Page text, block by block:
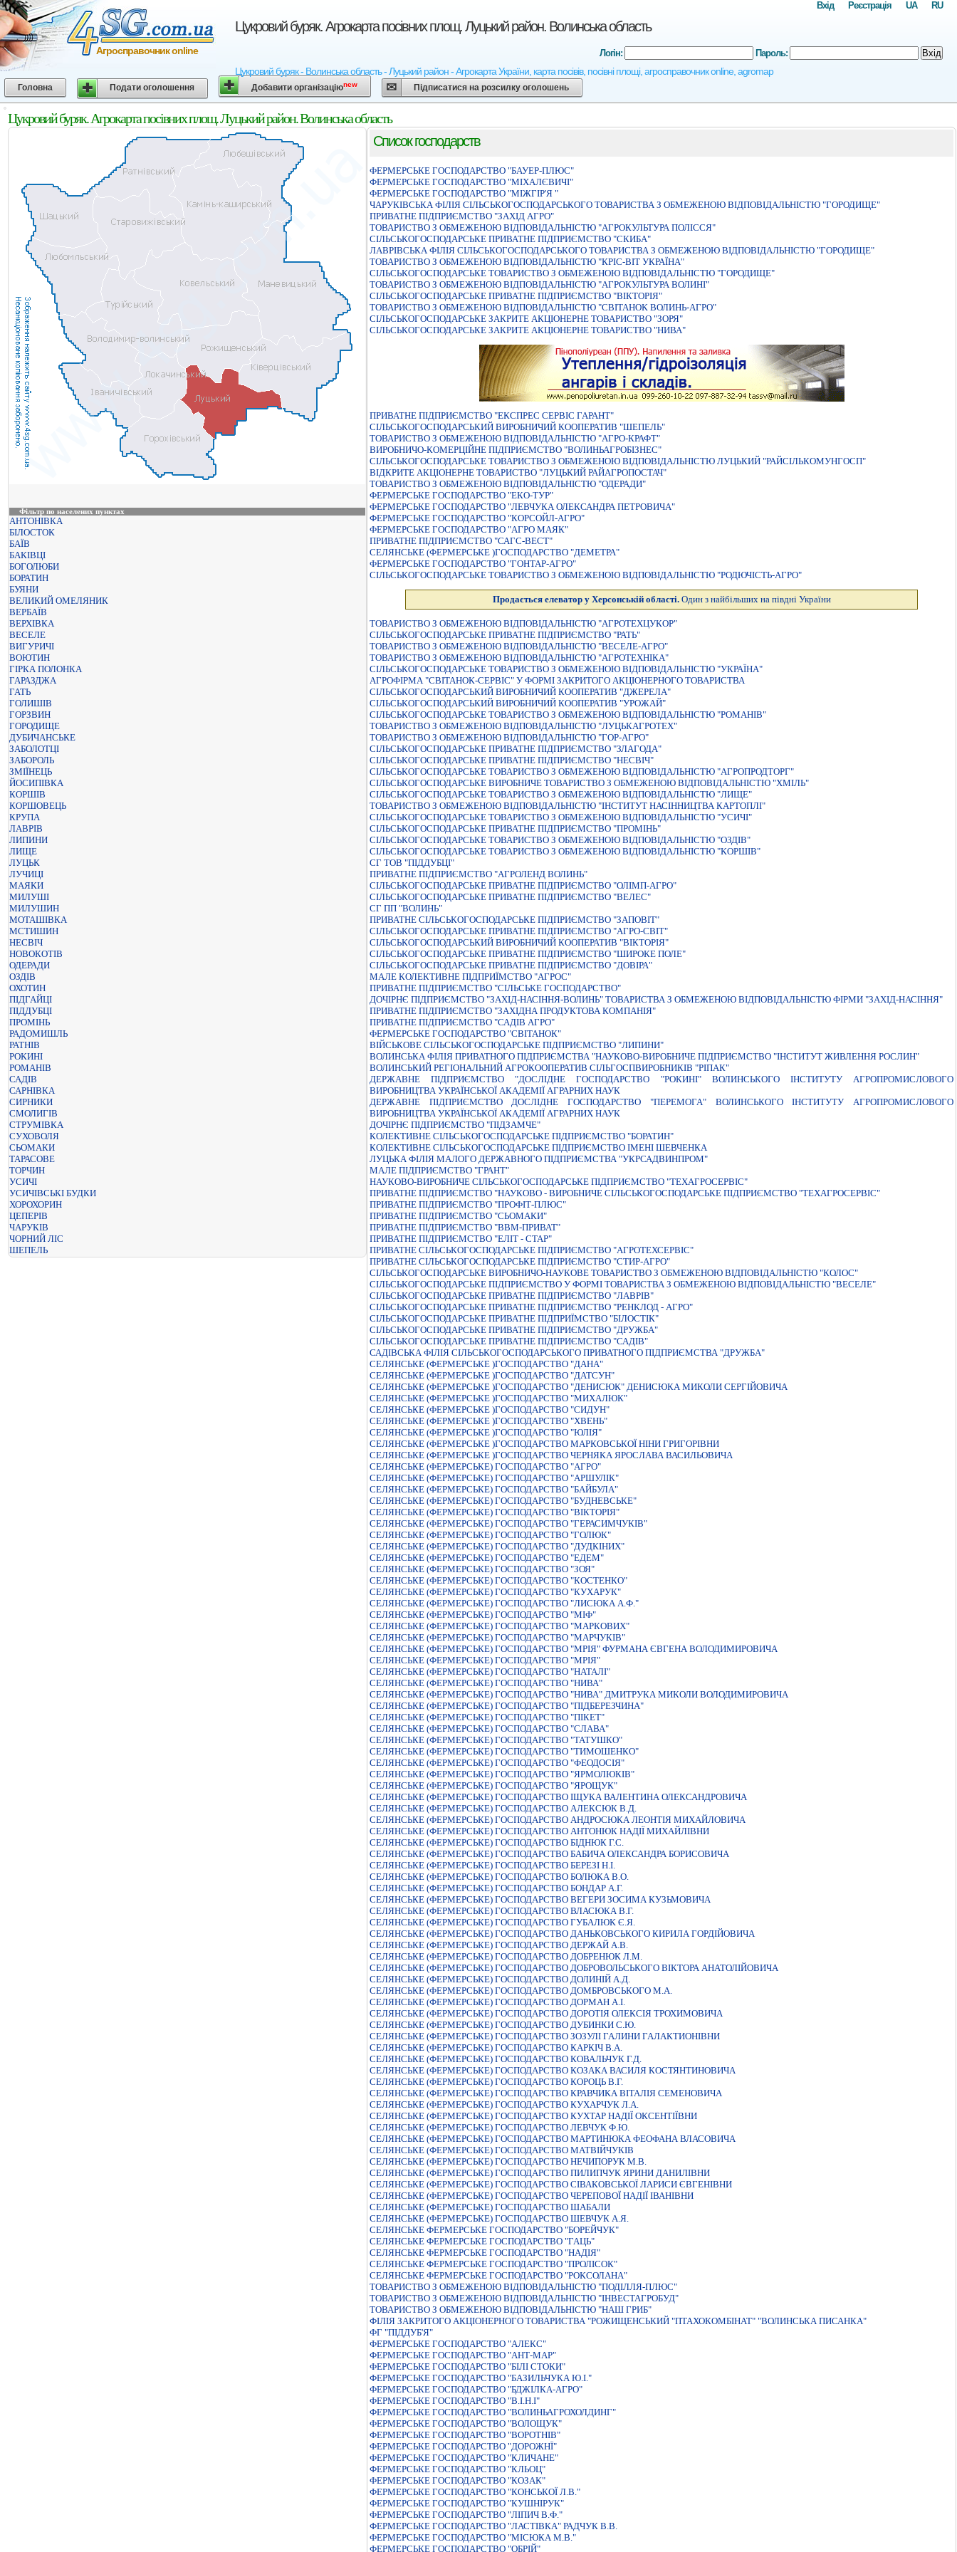
Цукровий буряк. Агрокарта посівних площ. Луцький район. Волинська область
Цукровий буряк - Волинська область - Луцький район - Агрокарта України, карта посівів, посівні площі, агросправочник online, agromap
Агросправочник online
RU
UA
Реєстрація
Вхід
Логін: Пароль: Вхід
Головна Подати оголошення Добавити організаціюnew Підписатися на розсилку оголошень
Цукровий буряк. Агрокарта посівних площ. Луцький район. Волинська область
Фільтр по населених пунктах
АНТОНІВКА
БІЛОСТОК
БАЇВ
БАКІВЦІ
БОГОЛЮБИ
БОРАТИН
БУЯНИ
ВЕЛИКИЙ ОМЕЛЯНИК
ВЕРБАЇВ
ВЕРХІВКА
ВЕСЕЛЕ
ВИГУРИЧІ
ВОЮТИН
ГІРКА ПОЛОНКА
ГАРАЗДЖА
ГАТЬ
ГОЛИШІВ
ГОРЗВИН
ГОРОДИЩЕ
ДУБИЧАНСЬКЕ
ЗАБОЛОТЦІ
ЗАБОРОЛЬ
ЗМІЇНЕЦЬ
ЙОСИПІВКА
КОРШІВ
КОРШОВЕЦЬ
КРУПА
ЛАВРІВ
ЛИПИНИ
ЛИЩЕ
ЛУЦЬК
ЛУЧИЦІ
МАЯКИ
МИЛУШІ
МИЛУШИН
МОТАШІВКА
МСТИШИН
НЕСВІЧ
НОВОКОТІВ
ОДЕРАДИ
ОЗДІВ
ОХОТИН
ПІДГАЙЦІ
ПІДДУБЦІ
ПРОМІНЬ
РАДОМИШЛЬ
РАТНІВ
РОКИНІ
РОМАНІВ
САДІВ
САРНІВКА
СИРНИКИ
СМОЛИГІВ
СТРУМІВКА
СУХОВОЛЯ
СЬОМАКИ
ТАРАСОВЕ
ТОРЧИН
УСИЧІ
УСИЧІВСЬКІ БУДКИ
ХОРОХОРИН
ЦЕПЕРІВ
ЧАРУКІВ
ЧОРНИЙ ЛІС
ШЕПЕЛЬ
Список господарств
ФЕРМЕРСЬКЕ ГОСПОДАРСТВО "БАУЕР-ПЛЮС"
ФЕРМЕРСЬКЕ ГОСПОДАРСТВО "МІХАЛЄВИЧІ"
ФЕРМЕРСЬКЕ ГОСПОДАРСТВО "МIЖГIР'Я "
ЧАРУКIВСЬКА ФIЛIЯ СIЛЬСЬКОГОСПОДАРСЬКОГО ТОВАРИСТВА З ОБМЕЖЕНОЮ ВIДПОВIДАЛЬНIСТЮ "ГОРОДИЩЕ"
ПРИВАТНЕ ПІДПРИЄМСТВО "ЗАХІД АГРО"
ТОВАРИСТВО З ОБМЕЖЕНОЮ ВIДПОВIДАЛЬНIСТЮ "АГРОКУЛЬТУРА ПОЛIССЯ"
СIЛЬСЬКОГОСПОДАРСЬКЕ ПРИВАТНЕ ПIДПРИЄМСТВО "СКИБА"
ЛАВРIВСЬКА ФIЛIЯ СIЛЬСЬКОГОСПОДАРСЬКОГО ТОВАРИСТВА З ОБМЕЖЕНОЮ ВIДПОВIДАЛЬНIСТЮ "ГОРОДИЩЕ"
ТОВАРИСТВО З ОБМЕЖЕНОЮ ВIДПОВIДАЛЬНIСТЮ "КРIС-ВIТ УКРАЇНА"
СIЛЬСЬКОГОСПОДАРСЬКЕ ТОВАРИСТВО З ОБМЕЖЕНОЮ ВIДПОВIДАЛЬНIСТЮ "ГОРОДИЩЕ"
ТОВАРИСТВО З ОБМЕЖЕНОЮ ВIДПОВIДАЛЬНIСТЮ "АГРОКУЛЬТУРА ВОЛИНI"
СIЛЬСЬКОГОСПОДАРСЬКЕ ПРИВАТНЕ ПIДПРИЄМСТВО "ВIКТОРIЯ"
ТОВАРИСТВО З ОБМЕЖЕНОЮ ВIДПОВIДАЛЬНIСТЮ "СВIТАНОК ВОЛИНЬ-АГРО"
СІЛЬСЬКОГОСПОДАРСЬКЕ ЗАКРИТЕ АКЦІОНЕРНЕ ТОВАРИСТВО "ЗОРЯ"
СIЛЬСЬКОГОСПОДАРСЬКЕ ЗАКРИТЕ АКЦIОНЕРНЕ ТОВАРИСТВО "НИВА"
ПРИВАТНЕ ПІДПРИЄМСТВО "ЕКСПРЕС СЕРВІС ГАРАНТ"
СIЛЬСЬКОГОСПОДАРСЬКИЙ ВИРОБНИЧИЙ КООПЕРАТИВ "ШЕПЕЛЬ"
ТОВАРИСТВО З ОБМЕЖЕНОЮ ВІДПОВІДАЛЬНІСТЮ "АГРО-КРАФТ"
ВИРОБНИЧО-КОМЕРЦIЙНЕ ПIДПРИЄМСТВО "ВОЛИНЬАГРОБIЗНЕС"
СIЛЬСЬКОГОСПОДАРСЬКЕ ТОВАРИСТВО З ОБМЕЖЕНОЮ ВIДПОВIДАЛЬНIСТЮ ЛУЦЬКИЙ "РАЙСIЛЬКОМУНГОСП"
ВІДКРИТЕ АКЦІОНЕРНЕ ТОВАРИСТВО "ЛУЦЬКИЙ РАЙАГРОПОСТАЧ"
ТОВАРИСТВО З ОБМЕЖЕНОЮ ВIДПОВIДАЛЬНIСТЮ "ОДЕРАДИ"
ФЕРМЕРСЬКЕ ГОСПОДАРСТВО "ЕКО-ТУР"
ФЕРМЕРСЬКЕ ГОСПОДАРСТВО "ЛЕВЧУКА ОЛЕКСАНДРА ПЕТРОВИЧА"
ФЕРМЕРСЬКЕ ГОСПОДАРСТВО "КОРСОЙЛ-АГРО"
ФЕРМЕРСЬКЕ ГОСПОДАРСТВО "АГРО МАЯК"
ПРИВАТНЕ ПІДПРИЄМСТВО "САГС-ВЕСТ"
СЕЛЯНСЬКЕ (ФЕРМЕРСЬКЕ )ГОСПОДАРСТВО "ДЕМЕТРА"
ФЕРМЕРСЬКЕ ГОСПОДАРСТВО "ГОНТАР-АГРО"
СIЛЬСЬКОГОСПОДАРСЬКЕ ТОВАРИСТВО З ОБМЕЖЕНОЮ ВIДПОВIДАЛЬНIСТЮ "РОДЮЧIСТЬ-АГРО"
Продається елеватор у Херсонській області. Один з найбільших на півдні України
ТОВАРИСТВО З ОБМЕЖЕНОЮ ВІДПОВІДАЛЬНІСТЮ "АГРОТЕХЦУКОР"
СIЛЬСЬКОГОСПОДАРСЬКЕ ПРИВАТНЕ ПIДПРИЄМСТВО "РАТЬ"
ТОВАРИСТВО З ОБМЕЖЕНОЮ ВIДПОВIДАЛЬНIСТЮ "ВЕСЕЛЕ-АГРО"
ТОВАРИСТВО З ОБМЕЖЕНОЮ ВІДПОВІДАЛЬНІСТЮ "АГРОТЕХНІКА"
СІЛЬСЬКОГОСПОДАРСЬКЕ ТОВАРИСТВО З ОБМЕЖЕНОЮ ВІДПОВІДАЛЬНІСТЮ "УКРАЇНА"
АГРОФІРМА "СВІТАНОК-СЕРВІС" У ФОРМІ ЗАКРИТОГО АКЦІОНЕРНОГО ТОВАРИСТВА
СІЛЬСЬКОГОСПОДАРСЬКИЙ ВИРОБНИЧИЙ КООПЕРАТИВ "ДЖЕРЕЛА"
СІЛЬСЬКОГОСПОДАРСЬКИЙ ВИРОБНИЧИЙ КООПЕРАТИВ "УРОЖАЙ"
СІЛЬСЬКОГОСПОДАРСЬКЕ ТОВАРИСТВО З ОБМЕЖЕНОЮ ВІДПОВІДАЛЬНІСТЮ "РОМАНІВ"
ТОВАРИСТВО З ОБМЕЖЕНОЮ ВIДПОВIДАЛЬНIСТЮ "ЛУЦЬКАГРОТЕХ"
ТОВАРИСТВО З ОБМЕЖЕНОЮ ВІДПОВІДАЛЬНІСТЮ "ГОР-АГРО"
СIЛЬСЬКОГОСПОДАРСЬКЕ ПРИВАТНЕ ПIДПРИЄМСТВО "ЗЛАГОДА"
СІЛЬСЬКОГОСПОДАРСЬКЕ ПРИВАТНЕ ПІДПРИЄМСТВО "НЕСВІЧ"
СIЛЬСЬКОГОСПОДАРСЬКЕ ТОВАРИСТВО З ОБМЕЖЕНОЮ ВIДПОВIДАЛЬНIСТЮ "АГРОПРОДТОРГ"
СIЛЬСЬКОГОСПОДАРСЬКЕ ВИРОБНИЧЕ ТОВАРИСТВО З ОБМЕЖЕНОЮ ВIДПОВIДАЛЬНIСТЮ "ХМIЛЬ"
СІЛЬСЬКОГОСПОДАРСЬКЕ ТОВАРИСТВО З ОБМЕЖЕНОЮ ВІДПОВІДАЛЬНІСТЮ "ЛИЩЕ"
ТОВАРИСТВО З ОБМЕЖЕНОЮ ВIДПОВIДАЛЬНIСТЮ "IНСТИТУТ НАСIННИЦТВА КАРТОПЛI"
СIЛЬСЬКОГОСПОДАРСЬКЕ ТОВАРИСТВО З ОБМЕЖЕНОЮ ВIДПОВIДАЛЬНIСТЮ "УСИЧI"
СIЛЬСЬКОГОСПОДАРСЬКЕ ПРИВАТНЕ ПIДПРИЄМСТВО "ПРОМIНЬ"
СІЛЬСЬКОГОСПОДАРСЬКЕ ТОВАРИСТВО З ОБМЕЖЕНОЮ ВІДПОВІДАЛЬНІСТЮ "ОЗДІВ"
СІЛЬСЬКОГОСПОДАРСЬКЕ ТОВАРИСТВО З ОБМЕЖЕНОЮ ВІДПОВІДАЛЬНІСТЮ "КОРШІВ"
СГ ТОВ "ПІДДУБЦІ"
ПРИВАТНЕ ПIДПРИЄМСТВО "АГРОЛЕНД ВОЛИНЬ"
СIЛЬСЬКОГОСПОДАРСЬКЕ ПРИВАТНЕ ПIДПРИЄМСТВО "ОЛIМП-АГРО"
СІЛЬСЬКОГОСПОДАРСЬКЕ ПРИВАТНЕ ПІДПРИЄМСТВО "ВЕЛЕС"
СГ ПП "ВОЛИНЬ"
ПРИВАТНЕ СІЛЬСЬКОГОСПОДАРСЬКЕ ПІДПРИЄМСТВО "ЗАПОВІТ"
СІЛЬСЬКОГОСПОДАРСЬКЕ ПРИВАТНЕ ПІДПРИЄМСТВО "АГРО-СВІТ"
СІЛЬСЬКОГОСПОДАРСЬКИЙ ВИРОБНИЧИЙ КООПЕРАТИВ "ВІКТОРІЯ"
СIЛЬСЬКОГОСПОДАРСЬКЕ ПРИВАТНЕ ПIДПРИЄМСТВО "ШИРОКЕ ПОЛЕ"
СIЛЬСЬКОГОСПОДАРСЬКЕ ПРИВАТНЕ ПIДПРИЄМСТВО "ДОВIРА"
МАЛЕ КОЛЕКТИВНЕ ПIДПРИЇМСТВО "АГРОС"
ПРИВАТНЕ ПIДПРИЄМСТВО "СIЛЬСЬКЕ ГОСПОДАРСТВО"
ДОЧIРНЄ ПIДПРИЄМСТВО "ЗАХIД-НАСIННЯ-ВОЛИНЬ" ТОВАРИСТВА З ОБМЕЖЕНОЮ ВIДПОВIДАЛЬНIСТЮ ФIРМИ "ЗАХIД-НАСIННЯ"
ПРИВАТНЕ ПIДПРИЄМСТВО "ЗАХIДНА ПРОДУКТОВА КОМПАНIЯ"
ПРИВАТНЕ ПIДПРИЄМСТВО "САДIВ АГРО"
ФЕРМЕРСЬКЕ ГОСПОДАРСТВО "СВIТАНОК"
ВIЙСЬКОВЕ СIЛЬСЬКОГОСПОДАРСЬКЕ ПIДПРИЄМСТВО "ЛИПИНИ"
ВОЛИНСЬКА ФIЛIЯ ПРИВАТНОГО ПIДПРИЄМСТВА "НАУКОВО-ВИРОБНИЧЕ ПIДПРИЄМСТВО "IНСТИТУТ ЖИВЛЕННЯ РОСЛИН"
ВОЛИНСЬКИЙ РЕГIОНАЛЬНИЙ АГРОКООПЕРАТИВ СIЛЬГОСПВИРОБНИКIВ "РIПАК"
ДЕРЖАВНЕ ПIДПРИЄМСТВО "ДОСЛIДНЕ ГОСПОДАРСТВО "РОКИНI" ВОЛИНСЬКОГО IНСТИТУТУ АГРОПРОМИСЛОВОГО
ВИРОБНИЦТВА УКРАЇНСЬКОЇ АКАДЕМIЇ АГРАРНИХ НАУК
ДЕРЖАВНЕ ПIДПРИЄМСТВО ДОСЛIДНЕ ГОСПОДАРСТВО "ПЕРЕМОГА" ВОЛИНСЬКОГО IНСТИТУТУ АГРОПРОМИСЛОВОГО
ВИРОБНИЦТВА УКРАЇНСЬКОЇ АКАДЕМIЇ АГРАРНИХ НАУК
ДОЧІРНЄ ПІДПРИЄМСТВО "ПІДЗАМЧЕ"
КОЛЕКТИВНЕ СIЛЬСЬКОГОСПОДАРСЬКЕ ПIДПРИЄМСТВО "БОРАТИН"
КОЛЕКТИВНЕ СIЛЬСЬКОГОСПОДАРСЬКЕ ПIДПРИЄМСТВО IМЕНI ШЕВЧЕНКА
ЛУЦЬКА ФІЛІЯ МАЛОГО ДЕРЖАВНОГО ПІДПРИЄМСТВА "УКРСАДВИНПРОМ"
МАЛЕ ПIДПРИЄМСТВО "ГРАНТ"
НАУКОВО-ВИРОБНИЧЕ СІЛЬСЬКОГОСПОДАРСЬКЕ ПІДПРИЄМСТВО "ТЕХАГРОСЕРВІС"
ПРИВАТНЕ ПIДПРИЄМСТВО "НАУКОВО - ВИРОБНИЧЕ СIЛЬСЬКОГОСПОДАРСЬКЕ ПIДПРИЄМСТВО "ТЕХАГРОСЕРВIС"
ПРИВАТНЕ ПIДПРИЄМСТВО "ПРОФIТ-ПЛЮС"
ПРИВАТНЕ ПIДПРИЄМСТВО "СЬОМАКИ"
ПРИВАТНЕ ПІДПРИЄМСТВО "ВВМ-ПРИВАТ"
ПРИВАТНЕ ПІДПРИЄМСТВО "ЕЛІТ - СТАР"
ПРИВАТНЕ СІЛЬСЬКОГОСПОДАРСЬКЕ ПІДПРИЄМСТВО "АГРОТЕХСЕРВІС"
ПРИВАТНЕ СІЛЬСЬКОГОСПОДАРСЬКЕ ПІДПРИЄМСТВО "СТИР-АГРО"
СIЛЬСЬКОГОСПОДАРСЬКЕ ВИРОБНИЧО-НАУКОВЕ ТОВАРИСТВО З ОБМЕЖЕНОЮ ВIДПОВIДАЛЬНIСТЮ "КОЛОС"
СIЛЬСЬКОГОСПОДАРСЬКЕ ПIДПРИЄМСТВО У ФОРМI ТОВАРИСТВА З ОБМЕЖЕНОЮ ВIДПОВIДАЛЬНIСТЮ "ВЕСЕЛЕ"
СIЛЬСЬКОГОСПОДАРСЬКЕ ПРИВАТНЕ ПIДПРИЄМСТВО "ЛАВРIВ"
СIЛЬСЬКОГОСПОДАРСЬКЕ ПРИВАТНЕ ПIДПРИЄМСТВО "РЕНКЛОД - АГРО"
СIЛЬСЬКОГОСПОДАРСЬКЕ ПРИВАТНЕ ПIДПРИЇМСТВО "БIЛОСТIК"
СІЛЬСЬКОГОСПОДАРСЬКЕ ПРИВАТНЕ ПІДПРИЄМСТВО "ДРУЖБА"
СІЛЬСЬКОГОСПОДАРСЬКЕ ПРИВАТНЕ ПІДПРИЄМСТВО "САДІВ"
САДІВСЬКА ФІЛІЯ СІЛЬСЬКОГОСПОДАРСЬКОГО ПРИВАТНОГО ПІДПРИЄМСТВА "ДРУЖБА"
СЕЛЯНСЬКЕ (ФЕРМЕРСЬКЕ )ГОСПОДАРСТВО "ДАНА"
СЕЛЯНСЬКЕ (ФЕРМЕРСЬКЕ )ГОСПОДАРСТВО "ДАТСУН"
СЕЛЯНСЬКЕ (ФЕРМЕРСЬКЕ )ГОСПОДАРСТВО "ДЕНИСЮК" ДЕНИСЮКА МИКОЛИ СЕРГIЙОВИЧА
СЕЛЯНСЬКЕ (ФЕРМЕРСЬКЕ )ГОСПОДАРСТВО "МИХАЛЮК"
СЕЛЯНСЬКЕ (ФЕРМЕРСЬКЕ )ГОСПОДАРСТВО "СИДУН"
СЕЛЯНСЬКЕ (ФЕРМЕРСЬКЕ )ГОСПОДАРСТВО "ХВЕНЬ"
СЕЛЯНСЬКЕ (ФЕРМЕРСЬКЕ )ГОСПОДАРСТВО "ЮЛIЯ"
СЕЛЯНСЬКЕ (ФЕРМЕРСЬКЕ )ГОСПОДАРСТВО МАРКОВСЬКОЇ НІНИ ГРИГОРІВНИ
СЕЛЯНСЬКЕ (ФЕРМЕРСЬКЕ )ГОСПОДАРСТВО ЧЕРНЯКА ЯРОСЛАВА ВАСИЛЬОВИЧА
СЕЛЯНСЬКЕ (ФЕРМЕРСЬКЕ) ГОСПОДАРСТВО "АГРО"
СЕЛЯНСЬКЕ (ФЕРМЕРСЬКЕ) ГОСПОДАРСТВО "АРШУЛІК"
СЕЛЯНСЬКЕ (ФЕРМЕРСЬКЕ) ГОСПОДАРСТВО "БАЙБУЛА"
СЕЛЯНСЬКЕ (ФЕРМЕРСЬКЕ) ГОСПОДАРСТВО "БУДНЕВСЬКЕ"
СЕЛЯНСЬКЕ (ФЕРМЕРСЬКЕ) ГОСПОДАРСТВО "ВIКТОРIЯ"
СЕЛЯНСЬКЕ (ФЕРМЕРСЬКЕ) ГОСПОДАРСТВО "ГЕРАСИМЧУКIВ"
СЕЛЯНСЬКЕ (ФЕРМЕРСЬКЕ) ГОСПОДАРСТВО "ГОЛЮК"
СЕЛЯНСЬКЕ (ФЕРМЕРСЬКЕ) ГОСПОДАРСТВО "ДУДКІНИХ"
СЕЛЯНСЬКЕ (ФЕРМЕРСЬКЕ) ГОСПОДАРСТВО "ЕДЕМ"
СЕЛЯНСЬКЕ (ФЕРМЕРСЬКЕ) ГОСПОДАРСТВО "ЗОЯ"
СЕЛЯНСЬКЕ (ФЕРМЕРСЬКЕ) ГОСПОДАРСТВО "КОСТЕНКО"
СЕЛЯНСЬКЕ (ФЕРМЕРСЬКЕ) ГОСПОДАРСТВО "КУХАРУК"
СЕЛЯНСЬКЕ (ФЕРМЕРСЬКЕ) ГОСПОДАРСТВО "ЛИСЮКА А.Ф."
СЕЛЯНСЬКЕ (ФЕРМЕРСЬКЕ) ГОСПОДАРСТВО "МІФ"
СЕЛЯНСЬКЕ (ФЕРМЕРСЬКЕ) ГОСПОДАРСТВО "МАРКОВИХ"
СЕЛЯНСЬКЕ (ФЕРМЕРСЬКЕ) ГОСПОДАРСТВО "МАРЧУКIВ"
СЕЛЯНСЬКЕ (ФЕРМЕРСЬКЕ) ГОСПОДАРСТВО "МРIЯ" ФУРМАНА ЄВГЕНА ВОЛОДИМИРОВИЧА
СЕЛЯНСЬКЕ (ФЕРМЕРСЬКЕ) ГОСПОДАРСТВО "МРІЯ"
СЕЛЯНСЬКЕ (ФЕРМЕРСЬКЕ) ГОСПОДАРСТВО "НАТАЛI"
СЕЛЯНСЬКЕ (ФЕРМЕРСЬКЕ) ГОСПОДАРСТВО "НИВА"
СЕЛЯНСЬКЕ (ФЕРМЕРСЬКЕ) ГОСПОДАРСТВО "НИВА" ДМИТРУКА МИКОЛИ ВОЛОДИМИРОВИЧА
СЕЛЯНСЬКЕ (ФЕРМЕРСЬКЕ) ГОСПОДАРСТВО "ПІДБЕРЕЗЧИНА"
СЕЛЯНСЬКЕ (ФЕРМЕРСЬКЕ) ГОСПОДАРСТВО "ПІКЕТ"
СЕЛЯНСЬКЕ (ФЕРМЕРСЬКЕ) ГОСПОДАРСТВО "СЛАВА"
СЕЛЯНСЬКЕ (ФЕРМЕРСЬКЕ) ГОСПОДАРСТВО "ТАТУШКО"
СЕЛЯНСЬКЕ (ФЕРМЕРСЬКЕ) ГОСПОДАРСТВО "ТИМОШЕНКО"
СЕЛЯНСЬКЕ (ФЕРМЕРСЬКЕ) ГОСПОДАРСТВО "ФЕОДОСІЯ"
СЕЛЯНСЬКЕ (ФЕРМЕРСЬКЕ) ГОСПОДАРСТВО "ЯРМОЛЮКIВ"
СЕЛЯНСЬКЕ (ФЕРМЕРСЬКЕ) ГОСПОДАРСТВО "ЯРОЩУК"
СЕЛЯНСЬКЕ (ФЕРМЕРСЬКЕ) ГОСПОДАРСТВО ІЩУКА ВАЛЕНТИНА ОЛЕКСАНДРОВИЧА
СЕЛЯНСЬКЕ (ФЕРМЕРСЬКЕ) ГОСПОДАРСТВО АЛЕКСЮК В.Д.
СЕЛЯНСЬКЕ (ФЕРМЕРСЬКЕ) ГОСПОДАРСТВО АНДРОСЮКА ЛЕОНТIЯ МИХАЙЛОВИЧА
СЕЛЯНСЬКЕ (ФЕРМЕРСЬКЕ) ГОСПОДАРСТВО АНТОНЮК НАДIЇ МИХАЙЛIВНИ
СЕЛЯНСЬКЕ (ФЕРМЕРСЬКЕ) ГОСПОДАРСТВО БIДНЮК Г.С.
СЕЛЯНСЬКЕ (ФЕРМЕРСЬКЕ) ГОСПОДАРСТВО БАБИЧА ОЛЕКСАНДРА БОРИСОВИЧА
СЕЛЯНСЬКЕ (ФЕРМЕРСЬКЕ) ГОСПОДАРСТВО БЕРЕЗI Н.I.
СЕЛЯНСЬКЕ (ФЕРМЕРСЬКЕ) ГОСПОДАРСТВО БОЛЮКА В.О.
СЕЛЯНСЬКЕ (ФЕРМЕРСЬКЕ) ГОСПОДАРСТВО БОНДАР А.Г.
СЕЛЯНСЬКЕ (ФЕРМЕРСЬКЕ) ГОСПОДАРСТВО ВЕГЕРИ ЗОСИМА КУЗЬМОВИЧА
СЕЛЯНСЬКЕ (ФЕРМЕРСЬКЕ) ГОСПОДАРСТВО ВЛАСЮКА В.Г.
СЕЛЯНСЬКЕ (ФЕРМЕРСЬКЕ) ГОСПОДАРСТВО ГУБАЛЮК Є.Я.
СЕЛЯНСЬКЕ (ФЕРМЕРСЬКЕ) ГОСПОДАРСТВО ДАНЬКОВСЬКОГО КИРИЛА ГОРДIЙОВИЧА
СЕЛЯНСЬКЕ (ФЕРМЕРСЬКЕ) ГОСПОДАРСТВО ДЕРЖАЙ А.В.
СЕЛЯНСЬКЕ (ФЕРМЕРСЬКЕ) ГОСПОДАРСТВО ДОБРЕНЮК Л.М.
СЕЛЯНСЬКЕ (ФЕРМЕРСЬКЕ) ГОСПОДАРСТВО ДОБРОВОЛЬСЬКОГО ВІКТОРА АНАТОЛІЙОВИЧА
СЕЛЯНСЬКЕ (ФЕРМЕРСЬКЕ) ГОСПОДАРСТВО ДОЛИНIЙ А.Д.
СЕЛЯНСЬКЕ (ФЕРМЕРСЬКЕ) ГОСПОДАРСТВО ДОМБРОВСЬКОГО М.А.
СЕЛЯНСЬКЕ (ФЕРМЕРСЬКЕ) ГОСПОДАРСТВО ДОРМАН А.I.
СЕЛЯНСЬКЕ (ФЕРМЕРСЬКЕ) ГОСПОДАРСТВО ДОРОТIЯ ОЛЕКСIЯ ТРОХИМОВИЧА
СЕЛЯНСЬКЕ (ФЕРМЕРСЬКЕ) ГОСПОДАРСТВО ДУБИНКИ С.Ю.
СЕЛЯНСЬКЕ (ФЕРМЕРСЬКЕ) ГОСПОДАРСТВО ЗОЗУЛI ГАЛИНИ ГАЛАКТИОНIВНИ
СЕЛЯНСЬКЕ (ФЕРМЕРСЬКЕ) ГОСПОДАРСТВО КАРКIЧ В.А.
СЕЛЯНСЬКЕ (ФЕРМЕРСЬКЕ) ГОСПОДАРСТВО КОВАЛЬЧУК Г.Д.
СЕЛЯНСЬКЕ (ФЕРМЕРСЬКЕ) ГОСПОДАРСТВО КОЗАКА ВАСИЛЯ КОСТЯНТИНОВИЧА
СЕЛЯНСЬКЕ (ФЕРМЕРСЬКЕ) ГОСПОДАРСТВО КОРОЦЬ В.Г.
СЕЛЯНСЬКЕ (ФЕРМЕРСЬКЕ) ГОСПОДАРСТВО КРАВЧИКА ВIТАЛIЯ СЕМЕНОВИЧА
СЕЛЯНСЬКЕ (ФЕРМЕРСЬКЕ) ГОСПОДАРСТВО КУХАРЧУК Л.А.
СЕЛЯНСЬКЕ (ФЕРМЕРСЬКЕ) ГОСПОДАРСТВО КУХТАР НАДIЇ ОКСЕНТIЇВНИ
СЕЛЯНСЬКЕ (ФЕРМЕРСЬКЕ) ГОСПОДАРСТВО ЛЕВЧУК Ф.Ю.
СЕЛЯНСЬКЕ (ФЕРМЕРСЬКЕ) ГОСПОДАРСТВО МАРТИНЮКА ФЕОФАНА ВЛАСОВИЧА
СЕЛЯНСЬКЕ (ФЕРМЕРСЬКЕ) ГОСПОДАРСТВО МАТВIЙЧУКIВ
СЕЛЯНСЬКЕ (ФЕРМЕРСЬКЕ) ГОСПОДАРСТВО НЕЧИПОРУК М.В.
СЕЛЯНСЬКЕ (ФЕРМЕРСЬКЕ) ГОСПОДАРСТВО ПИЛИПЧУК ЯРИНИ ДАНИЛIВНИ
СЕЛЯНСЬКЕ (ФЕРМЕРСЬКЕ) ГОСПОДАРСТВО СIВАКОВСЬКОЇ ЛАРИСИ ЄВГЕНIВНИ
СЕЛЯНСЬКЕ (ФЕРМЕРСЬКЕ) ГОСПОДАРСТВО ЧЕРЕПОВОЇ НАДIЇ IВАНIВНИ
СЕЛЯНСЬКЕ (ФЕРМЕРСЬКЕ) ГОСПОДАРСТВО ШАБАЛИ
СЕЛЯНСЬКЕ (ФЕРМЕРСЬКЕ) ГОСПОДАРСТВО ШЕВЧУК А.Я.
СЕЛЯНСЬКЕ ФЕРМЕРСЬКЕ ГОСПОДАРСТВО "БОРЕЙЧУК"
СЕЛЯНСЬКЕ ФЕРМЕРСЬКЕ ГОСПОДАРСТВО "ГАЦЬ"
СЕЛЯНСЬКЕ ФЕРМЕРСЬКЕ ГОСПОДАРСТВО "НАДIЯ"
СЕЛЯНСЬКЕ ФЕРМЕРСЬКЕ ГОСПОДАРСТВО "ПРОЛIСОК"
СЕЛЯНСЬКЕ ФЕРМЕРСЬКЕ ГОСПОДАРСТВО "РОКСОЛАНА"
ТОВАРИСТВО З ОБМЕЖЕНОЮ ВIДПОВIДАЛЬНIСТЮ "ПОДIЛЛЯ-ПЛЮС"
ТОВАРИСТВО З ОБМЕЖЕНОЮ ВІДПОВІДАЛЬНІСТЮ "ІНВЕСТАГРОБУД"
ТОВАРИСТВО З ОБМЕЖЕНОЮ ВІДПОВІДАЛЬНІСТЮ "НАШ ГРИБ"
ФІЛІЯ ЗАКРИТОГО АКЦІОНЕРНОГО ТОВАРИСТВА "РОЖИЩЕНСЬКИЙ "ПТАХОКОМБІНАТ" "ВОЛИНСЬКА ПИСАНКА"
ФГ "ПІДДУБ'Я"
ФЕРМЕРСЬКЕ ГОСПОДАРСТВО "АЛЕКС"
ФЕРМЕРСЬКЕ ГОСПОДАРСТВО "АНТ-МАР"
ФЕРМЕРСЬКЕ ГОСПОДАРСТВО "БIЛI СТОКИ"
ФЕРМЕРСЬКЕ ГОСПОДАРСТВО "БАЗИЛЬЧУКА Ю.I."
ФЕРМЕРСЬКЕ ГОСПОДАРСТВО "БДЖІЛКА-АГРО"
ФЕРМЕРСЬКЕ ГОСПОДАРСТВО "В.I.Н.I"
ФЕРМЕРСЬКЕ ГОСПОДАРСТВО "ВОЛИНЬАГРОХОЛДИНГ"
ФЕРМЕРСЬКЕ ГОСПОДАРСТВО "ВОЛОЩУК"
ФЕРМЕРСЬКЕ ГОСПОДАРСТВО "ВОРОТНІВ"
ФЕРМЕРСЬКЕ ГОСПОДАРСТВО "ДОРОЖНЇ"
ФЕРМЕРСЬКЕ ГОСПОДАРСТВО "КЛИЧАНЕ"
ФЕРМЕРСЬКЕ ГОСПОДАРСТВО "КЛЬОЦ"
ФЕРМЕРСЬКЕ ГОСПОДАРСТВО "КОЗАК"
ФЕРМЕРСЬКЕ ГОСПОДАРСТВО "КОНСЬКОЇ Л.В."
ФЕРМЕРСЬКЕ ГОСПОДАРСТВО "КУШНIРУК"
ФЕРМЕРСЬКЕ ГОСПОДАРСТВО "ЛIПИЧ В.Ф."
ФЕРМЕРСЬКЕ ГОСПОДАРСТВО "ЛАСТІВКА" РАДЧУК В.В.
ФЕРМЕРСЬКЕ ГОСПОДАРСТВО "МIСЮКА М.В."
ФЕРМЕРСЬКЕ ГОСПОДАРСТВО "ОБРIЙ"